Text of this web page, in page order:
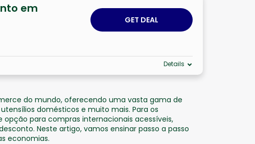
em
GET DEAL
Details
do mundo, oferecendo uma vasta gama de
domésticos e muito mais. Para os
opção para compras internacionais acessíveis,
Neste artigo, vamos ensinar passo a passo
economias.